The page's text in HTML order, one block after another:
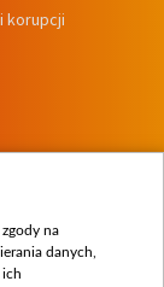
korupcji
na
danych,